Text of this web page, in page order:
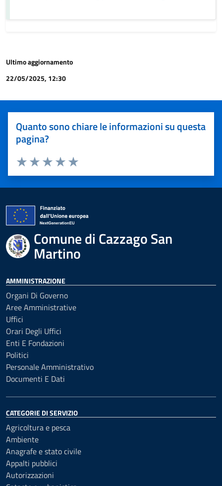
Ultimo aggiornamento
22/05/2025, 12:30
Quanto sono chiare le informazioni su questa
pagina?
Valuta 5 stelle su 5
Valuta 4 stelle su 5
Valuta 3 stelle su 5
Valuta 2 stelle su 5
Valuta 1 stelle su 5
Comune di Cazzago San
Martino
AMMINISTRAZIONE
Organi Di Governo
Aree Amministrative
Uffici
Orari Degli Uffici
Enti E Fondazioni
Politici
Personale Amministrativo
Documenti E Dati
CATEGORIE DI SERVIZIO
Agricoltura e pesca
Ambiente
Anagrafe e stato civile
Appalti pubblici
Autorizzazioni